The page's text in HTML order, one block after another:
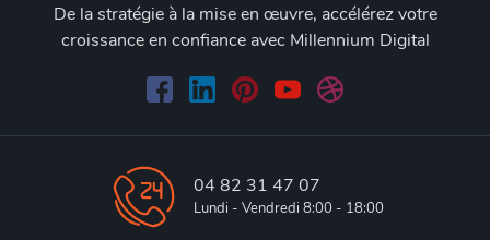
De la stratégie à la mise en œuvre, accélérez votre
croissance en confiance avec Millennium Digital
04 82 31 47 07
Lundi - Vendredi 8:00 - 18:00